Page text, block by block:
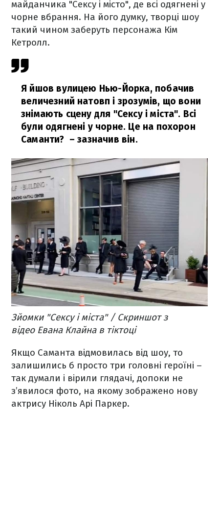
майданчика "Сексу і місто", де всі одягнені у
чорне вбрання. На його думку, творці шоу
такий чином заберуть персонажа Кім
Кетролл.
Я йшов вулицею Нью-Йорка, побачив
величезний натовп і зрозумів, що вони
знімають сцену для "Сексу і міста". Всі
були одягнені у чорне. Це на похорон
Саманти? – зазначив він.
Зйомки "Сексу і міста" / Скриншот з
відео Евана Клайна в тіктоці
Якщо Саманта відмовилась від шоу, то
залишились б просто три головні героїні –
так думали і вірили глядачі, допоки не
з’явилося фото, на якому зображено нову
актрису Ніколь Арі Паркер.